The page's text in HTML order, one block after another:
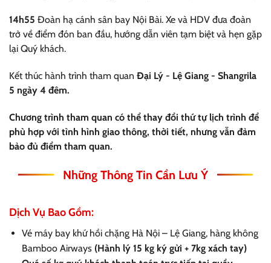
14h55 Đoàn hạ cánh sân bay Nội Bài. Xe và HDV đưa đoàn
trở về điểm đón ban đầu, hướng dẫn viên tạm biệt và hẹn gặp
lại Quý khách.
Kết thúc hành trình tham quan Đại Lý - Lệ Giang - Shangrila
5 ngày 4 đêm.
Chương trình tham quan có thể thay đổi thứ tự lịch trình để
phù hợp với tình hình giao thông, thời tiết, nhưng vẫn đảm
bảo đủ điểm tham quan.
Những Thông Tin Cần Lưu Ý
Dịch Vụ Bao Gồm:
Vé máy bay khứ hồi chặng Hà Nội – Lệ Giang, hàng không
Bamboo Airways (Hành lý 15 kg ký gửi + 7kg xách tay)